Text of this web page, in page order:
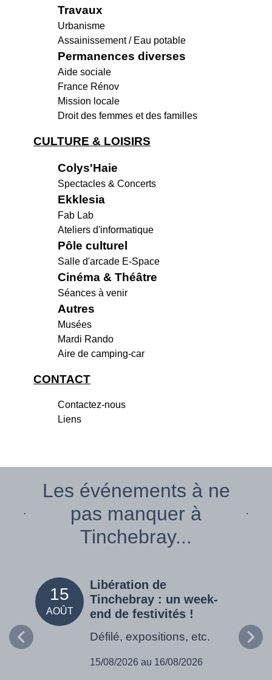
Travaux
Urbanisme
Assainissement / Eau potable
Permanences diverses
Aide sociale
France Rénov
Mission locale
Droit des femmes et des familles
CULTURE & LOISIRS
Colys'Haie
Spectacles & Concerts
Ekklesia
Fab Lab
Ateliers d'informatique
Pôle culturel
Salle d'arcade E-Space
Cinéma & Théâtre
Séances à venir
Autres
Musées
Mardi Rando
Aire de camping-car
CONTACT
Contactez-nous
Liens
Les événements à ne
pas manquer à
Tinchebray...
15
AOÛT
Libération de
Tinchebray : un week-
end de festivités !
Défilé, expositions, etc.
15/08/2026 au 16/08/2026